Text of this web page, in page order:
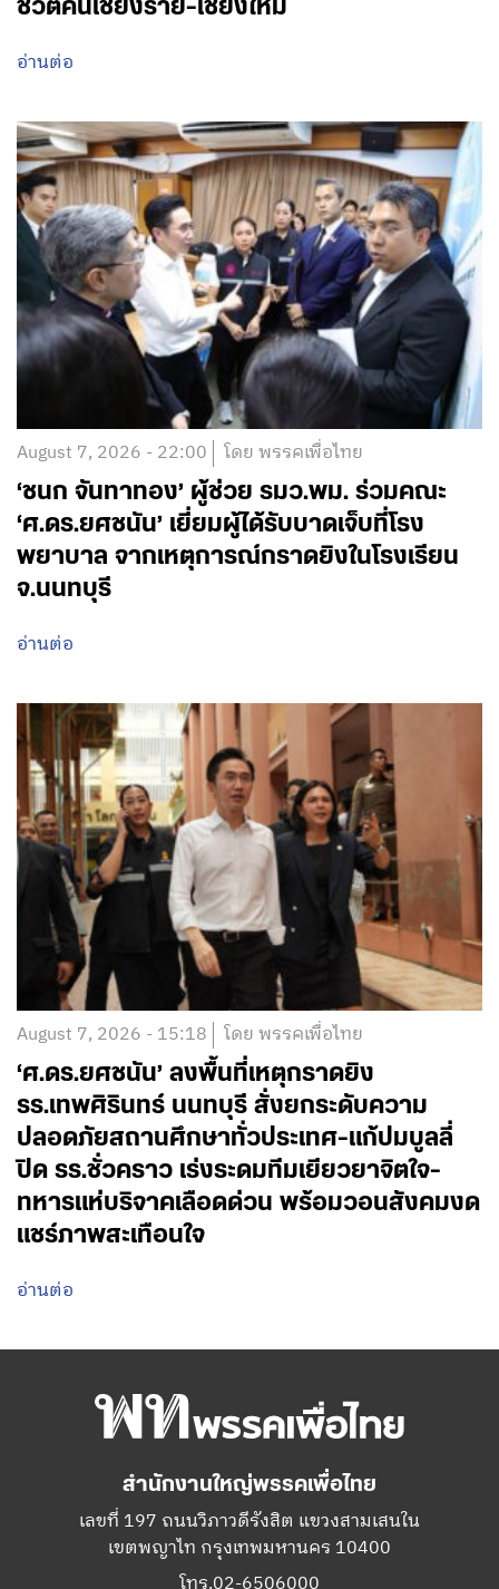
ชีวิตคนเชียงราย-เชียงใหม่
อ่านต่อ
August 7, 2026 - 22:00 โดย พรรคเพื่อไทย
‘ชนก จันทาทอง’ ผู้ช่วย รมว.พม. ร่วมคณะ
‘ศ.ดร.ยศชนัน’ เยี่ยมผู้ได้รับบาดเจ็บที่โรง
พยาบาล จากเหตุการณ์กราดยิงในโรงเรียน
จ.นนทบุรี
อ่านต่อ
August 7, 2026 - 15:18 โดย พรรคเพื่อไทย
‘ศ.ดร.ยศชนัน’ ลงพื้นที่เหตุกราดยิง
รร.เทพศิรินทร์ นนทบุรี สั่งยกระดับความ
ปลอดภัยสถานศึกษาทั่วประเทศ-แก้ปมบูลลี่
ปิด รร.ชั่วคราว เร่งระดมทีมเยียวยาจิตใจ-
ทหารแห่บริจาคเลือดด่วน พร้อมวอนสังคมงด
แชร์ภาพสะเทือนใจ
อ่านต่อ
สำนักงานใหญ่พรรคเพื่อไทย
เลขที่ 197 ถนนวิภาวดีรังสิต แขวงสามเสนใน
เขตพญาไท กรุงเทพมหานคร 10400